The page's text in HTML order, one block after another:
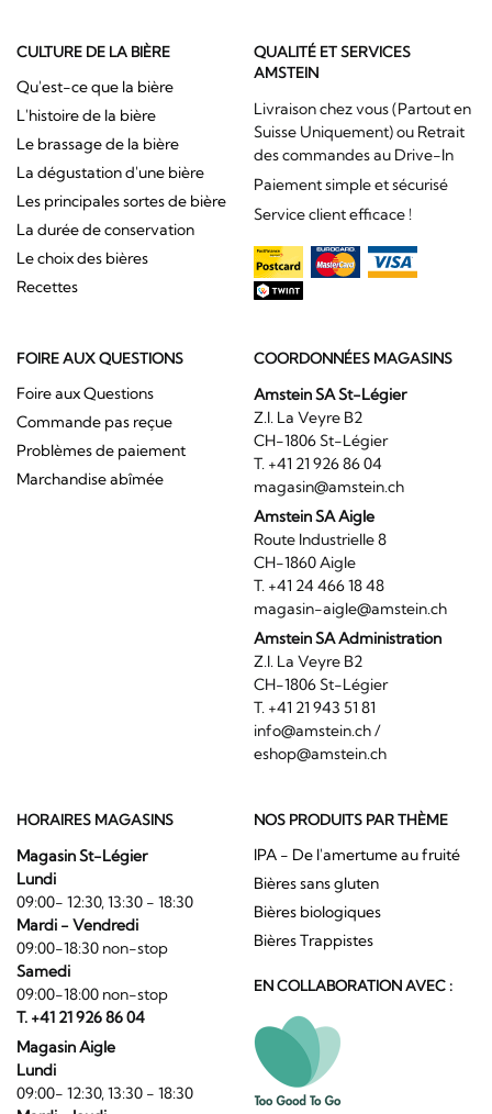
CULTURE DE LA BIÈRE
Qu'est-ce que la bière
L'histoire de la bière
Le brassage de la bière
La dégustation d'une bière
Les principales sortes de bière
La durée de conservation
Le choix des bières
Recettes
QUALITÉ ET SERVICES
AMSTEIN
Livraison chez vous (Partout en
Suisse Uniquement) ou Retrait
des commandes au Drive-In
Paiement simple et sécurisé
Service client efficace !
FOIRE AUX QUESTIONS
Foire aux Questions
Commande pas reçue
Problèmes de paiement
Marchandise abîmée
COORDONNÉES MAGASINS
Amstein SA St-Légier
Z.I. La Veyre B2
CH-1806 St-Légier
T. +41 21 926 86 04
magasin@amstein.ch
Amstein SA Aigle
Route Industrielle 8
CH-1860 Aigle
T. +41 24 466 18 48
magasin-aigle@amstein.ch
Amstein SA Administration
Z.I. La Veyre B2
CH-1806 St-Légier
T. +41 21 943 51 81
info@amstein.ch/
eshop@amstein.ch
HORAIRES MAGASINS
Magasin St-Légier
Lundi
09:00- 12:30, 13:30 - 18:30
Mardi - Vendredi
09:00-18:30 non-stop
Samedi
09:00-18:00 non-stop
T. +41 21 926 86 04
Magasin Aigle
Lundi
09:00- 12:30, 13:30 - 18:30
NOS PRODUITS PAR THÈME
IPA - De l'amertume au fruité
Bières sans gluten
Bières biologiques
Bières Trappistes
EN COLLABORATION AVEC :